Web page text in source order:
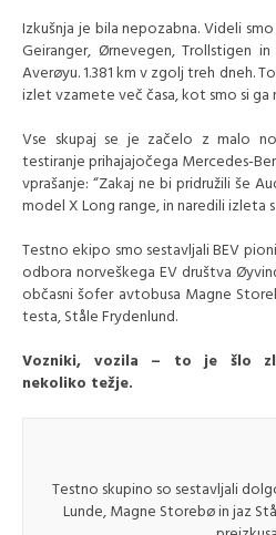
Izkušnja je bila nepozabna. Videli
Geiranger, Ørnevegen, Trollstigen
Averøyu. 1.381 km v zgolj treh dneh.
izlet vzamete več časa, kot smo si ga
Vse skupaj se je začelo z malo
testiranje prihajajočega Mercedes-
vprašanje: “Zakaj ne bi pridružili še
model X Long range, in naredili izleta
Testno ekipo smo sestavljali BEV
odbora norveškega EV društva
občasni šofer avtobusa Magne
testa, Ståle Frydenlund.
Vozniki, vozila – to je šlo
nekoliko težje.
Testno skupino so sestavljali
Lunde, Magne Storebø in jaz